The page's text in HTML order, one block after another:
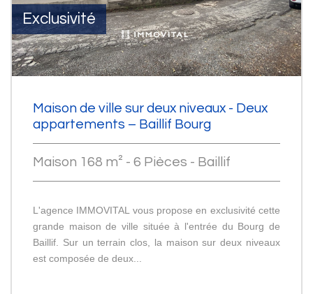
Exclusivité
Maison de ville sur deux niveaux - Deux
appartements – Baillif Bourg
Maison 168 m² - 6 Pièces - Baillif
L'agence IMMOVITAL vous propose en exclusivité cette
grande maison de ville située à l'entrée du Bourg de
Baillif. Sur un terrain clos, la maison sur deux niveaux
est composée de deux...